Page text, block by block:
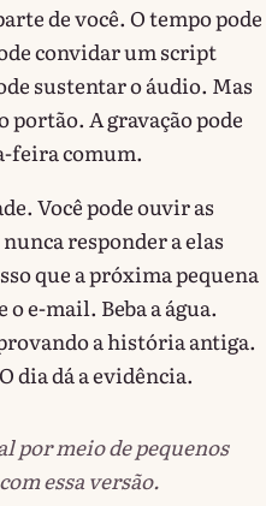
de você. O tempo pode
convidar um script
sustentar o áudio. Mas
A gravação pode
feira comum.
Você pode ouvir as
responder a elas
que a próxima pequena
e-mail. Beba a água.
a história antiga.
dia dá a evidência.
por meio de pequenos
essa versão.